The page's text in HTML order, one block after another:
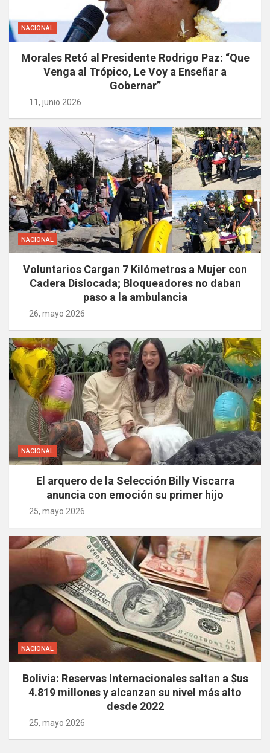
NACIONAL
Morales Retó al Presidente Rodrigo Paz: “Que
Venga al Trópico, Le Voy a Enseñar a
Gobernar”
11, junio 2026
NACIONAL
Voluntarios Cargan 7 Kilómetros a Mujer con
Cadera Dislocada; Bloqueadores no daban
paso a la ambulancia
26, mayo 2026
NACIONAL
El arquero de la Selección Billy Viscarra
anuncia con emoción su primer hijo
25, mayo 2026
NACIONAL
Bolivia: Reservas Internacionales saltan a $us
4.819 millones y alcanzan su nivel más alto
desde 2022
25, mayo 2026